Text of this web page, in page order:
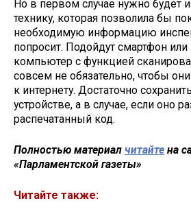
Но в первом случае нужно будет
технику, которая позволила бы
необходимую информацию
попросит. Подойдут смартфон
компьютер с функцией
совсем не обязательно, чтобы
к интернету. Достаточно
устройстве, а в случае, если оно
распечатанный код.
Полностью материал читайте на
«Парламентской газеты»
Читайте также: